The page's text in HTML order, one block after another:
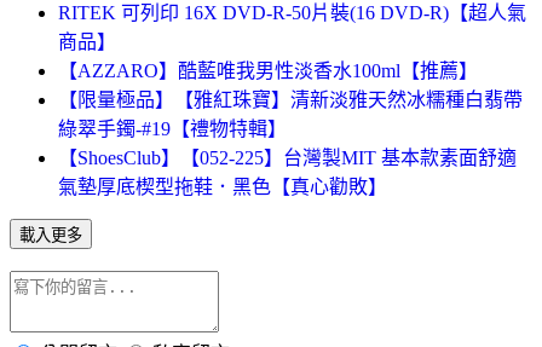
RITEK 可列印 16X DVD-R-50片裝(16 DVD-R)【超人氣
商品】
【AZZARO】酷藍唯我男性淡香水100ml【推薦】
【限量極品】【雅紅珠寶】清新淡雅天然冰糯種白翡帶
綠翠手鐲-#19【禮物特輯】
【ShoesClub】【052-225】台灣製MIT 基本款素面舒適
氣墊厚底楔型拖鞋．黑色【真心勸敗】
載入更多